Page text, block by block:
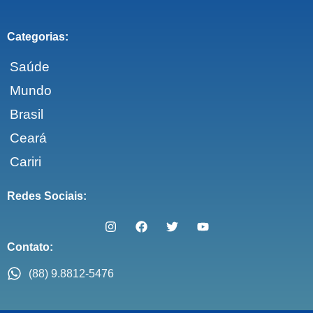
Categorias:
Saúde
Mundo
Brasil
Ceará
Cariri
Redes Sociais:
Contato:
(88) 9.8812-5476